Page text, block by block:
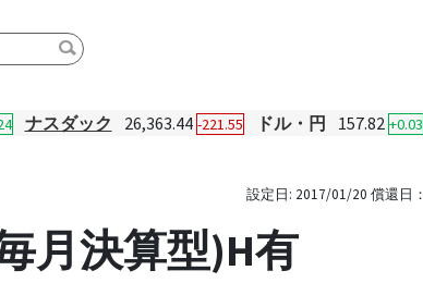
ナスダック 26,363.44 -221.55 ドル・円 157.82 +0.03
設定日: 2017/01/20 償還日：
月決算型)H有